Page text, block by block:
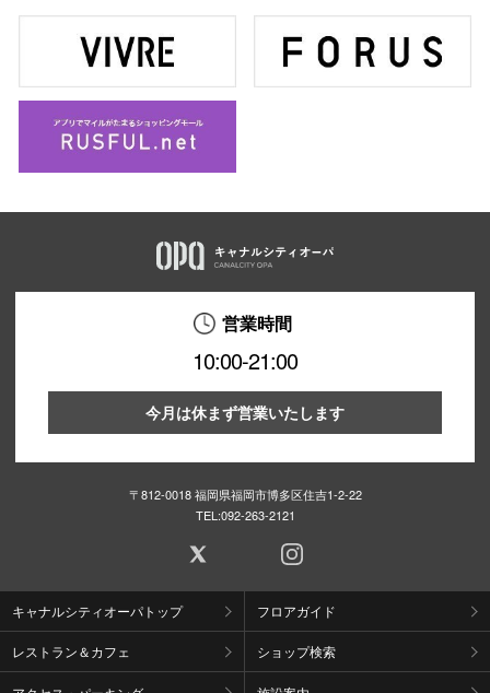
営業時間
10:00-21:00
今月は休まず営業いたします
〒812-0018 福岡県福岡市博多区住吉1-2-22
TEL:092-263-2121
キャナルシティオーパトップ フロアガイド
レストラン＆カフェ ショップ検索